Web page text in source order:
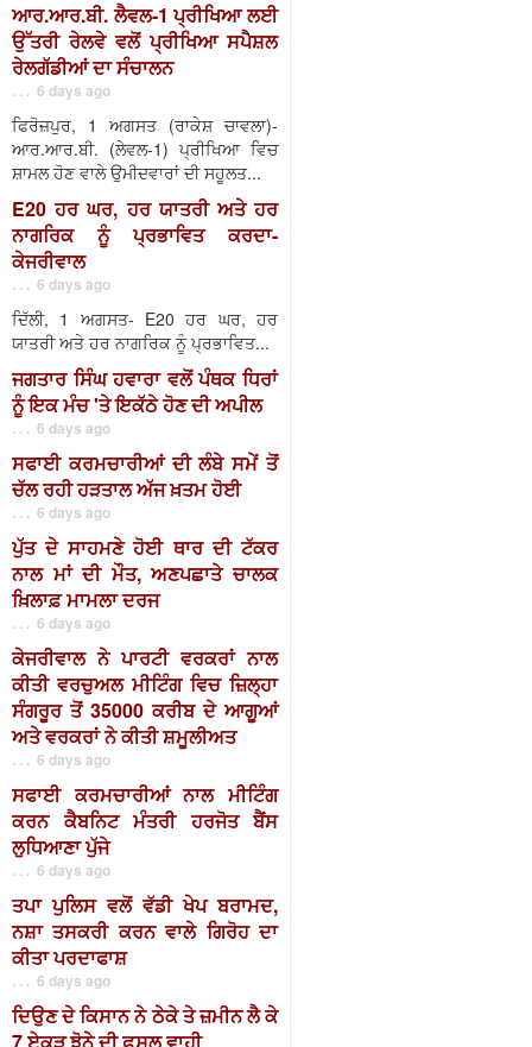
ਆਰ.ਆਰ.ਬੀ. ਲੈਵਲ-1 ਪ੍ਰੀਖਿਆ ਲਈ
ਉੱਤਰੀ ਰੇਲਵੇ ਵਲੋਂ ਪ੍ਰੀਖਿਆ ਸਪੈਸ਼ਲ
ਰੇਲਗੱਡੀਆਂ ਦਾ ਸੰਚਾਲਨ
. . . 6 days ago
ਫਿਰੋਜ਼ਪੁਰ, 1 ਅਗਸਤ (ਰਾਕੇਸ਼ ਚਾਵਲਾ)-
ਆਰ.ਆਰ.ਬੀ. (ਲੇਵਲ-1) ਪ੍ਰੀਖਿਆ ਵਿਚ
ਸ਼ਾਮਲ ਹੋਣ ਵਾਲੇ ਉਮੀਦਵਾਰਾਂ ਦੀ ਸਹੂਲਤ...
E20 ਹਰ ਘਰ, ਹਰ ਯਾਤਰੀ ਅਤੇ ਹਰ
ਨਾਗਰਿਕ ਨੂੰ ਪ੍ਰਭਾਵਿਤ ਕਰਦਾ-
ਕੇਜਰੀਵਾਲ
. . . 6 days ago
ਦਿੱਲੀ, 1 ਅਗਸਤ- E20 ਹਰ ਘਰ, ਹਰ
ਯਾਤਰੀ ਅਤੇ ਹਰ ਨਾਗਰਿਕ ਨੂੰ ਪ੍ਰਭਾਵਿਤ...
ਜਗਤਾਰ ਸਿੰਘ ਹਵਾਰਾ ਵਲੋਂ ਪੰਥਕ ਧਿਰਾਂ
ਨੂੰ ਇਕ ਮੰਚ 'ਤੇ ਇਕੱਠੇ ਹੋਣ ਦੀ ਅਪੀਲ
. . . 6 days ago
ਸਫਾਈ ਕਰਮਚਾਰੀਆਂ ਦੀ ਲੰਬੇ ਸਮੇਂ ਤੋਂ
ਚੱਲ ਰਹੀ ਹੜਤਾਲ ਅੱਜ ਖ਼ਤਮ ਹੋਈ
. . . 6 days ago
ਪੁੱਤ ਦੇ ਸਾਹਮਣੇ ਹੋਈ ਥਾਰ ਦੀ ਟੱਕਰ
ਨਾਲ ਮਾਂ ਦੀ ਮੌਤ, ਅਣਪਛਾਤੇ ਚਾਲਕ
ਖ਼ਿਲਾਫ਼ ਮਾਮਲਾ ਦਰਜ
. . . 6 days ago
ਕੇਜਰੀਵਾਲ ਨੇ ਪਾਰਟੀ ਵਰਕਰਾਂ ਨਾਲ
ਕੀਤੀ ਵਰਚੁਅਲ ਮੀਟਿੰਗ ਵਿਚ ਜ਼ਿਲ੍ਹਾ
ਸੰਗਰੂਰ ਤੋਂ 35000 ਕਰੀਬ ਦੇ ਆਗੂਆਂ
ਅਤੇ ਵਰਕਰਾਂ ਨੇ ਕੀਤੀ ਸ਼ਮੂਲੀਅਤ
. . . 6 days ago
ਸਫਾਈ ਕਰਮਚਾਰੀਆਂ ਨਾਲ ਮੀਟਿੰਗ
ਕਰਨ ਕੈਬਨਿਟ ਮੰਤਰੀ ਹਰਜੋਤ ਬੈਂਸ
ਲੁਧਿਆਣਾ ਪੁੱਜੇ
. . . 6 days ago
ਤਪਾ ਪੁਲਿਸ ਵਲੋਂ ਵੱਡੀ ਖੇਪ ਬਰਾਮਦ,
ਨਸ਼ਾ ਤਸਕਰੀ ਕਰਨ ਵਾਲੇ ਗਿਰੋਹ ਦਾ
ਕੀਤਾ ਪਰਦਾਫਾਸ਼
. . . 6 days ago
ਦਿਉਣ ਦੇ ਕਿਸਾਨ ਨੇ ਠੇਕੇ ਤੇ ਜ਼ਮੀਨ ਲੈ ਕੇ
7 ਏਕੜ ਝੋਨੇ ਦੀ ਫ਼ਸਲ ਵਾਹੀ